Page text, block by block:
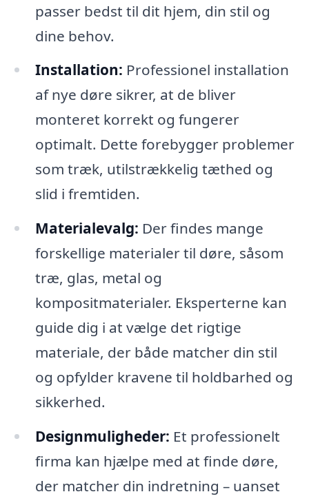
passer bedst til dit hjem, din stil og
dine behov.
Installation: Professionel installation
af nye døre sikrer, at de bliver
monteret korrekt og fungerer
optimalt. Dette forebygger problemer
som træk, utilstrækkelig tæthed og
slid i fremtiden.
Materialevalg: Der findes mange
forskellige materialer til døre, såsom
træ, glas, metal og
kompositmaterialer. Eksperterne kan
guide dig i at vælge det rigtige
materiale, der både matcher din stil
og opfylder kravene til holdbarhed og
sikkerhed.
Designmuligheder: Et professionelt
firma kan hjælpe med at finde døre,
der matcher din indretning – uanset